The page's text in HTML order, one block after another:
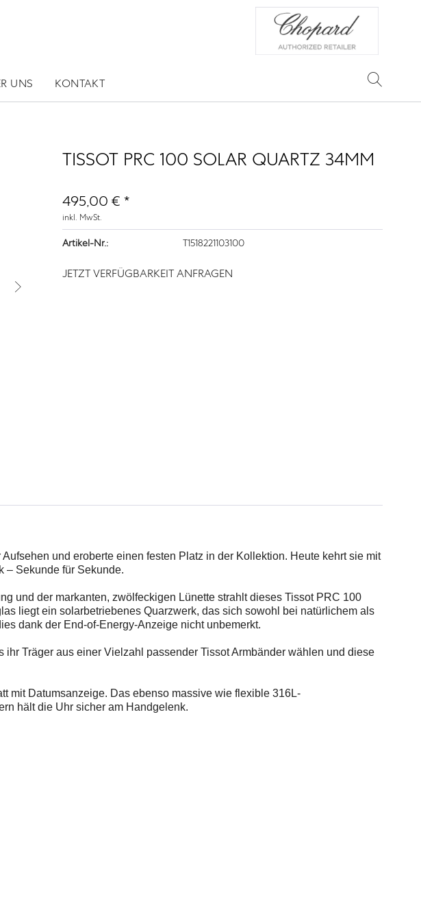
UNS KONTAKT
TISSOT PRC 100 SOLAR QUARTZ 34MM
495,00 € *
inkl. MwSt.
Artikel-Nr.: T1518221103100
JETZT VERFÜGBARKEIT ANFRAGEN
und eroberte einen festen Platz in der Kollektion. Heute kehrt sie mit
– Sekunde für Sekunde.
und der markanten, zwölfeckigen Lünette strahlt dieses Tissot PRC 100
liegt ein solarbetriebenes Quarzwerk, das sich sowohl bei natürlichem als
dank der End-of-Energy-Anzeige nicht unbemerkt.
Träger aus einer Vielzahl passender Tissot Armbänder wählen und diese
mit Datumsanzeige. Das ebenso massive wie flexible 316L-
hält die Uhr sicher am Handgelenk.